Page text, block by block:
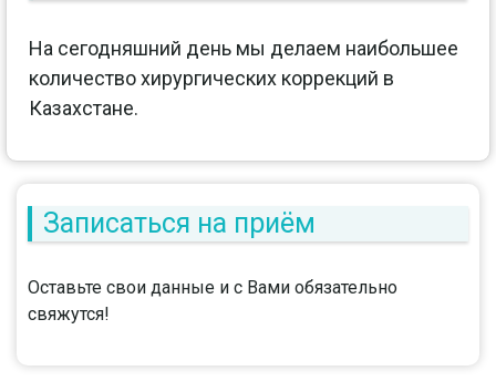
На сегодняшний день мы делаем наибольшее
количество хирургических коррекций в
Казахстане.
Записаться на приём
Оставьте свои данные и с Вами обязательно
свяжутся!